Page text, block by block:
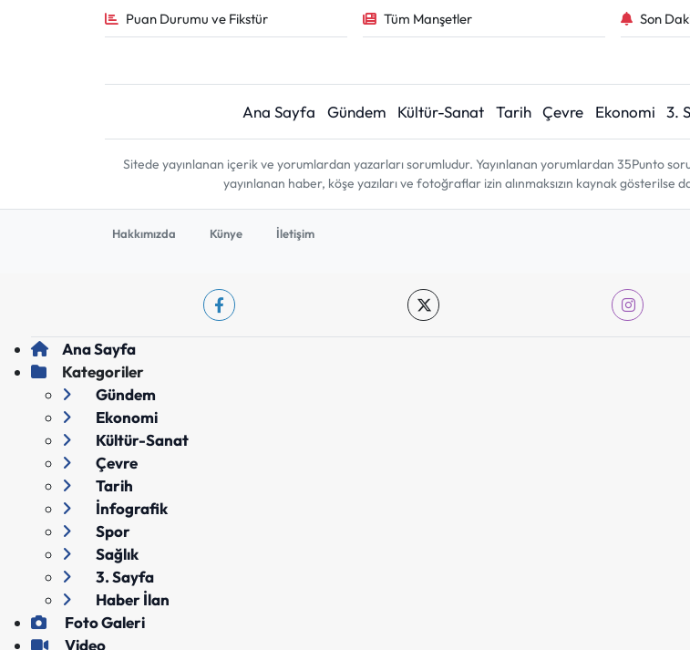
Puan Durumu ve Fikstür Tüm Manşetler Son
Ana Sayfa Gündem Kültür-Sanat Tarih Çevre Ekonomi 3.
Sitede yayınlanan içerik ve yorumlardan yazarları sorumludur. Yayınlanan yorumlardan 35Punto
yayınlanan haber, köşe yazıları ve fotoğraflar izin alınmaksızın kaynak
Hakkımızda Künye İletişim
Ana Sayfa
Kategoriler
Gündem
Ekonomi
Kültür-Sanat
Çevre
Tarih
İnfografik
Spor
Sağlık
3. Sayfa
Haber İlan
Foto Galeri
Video